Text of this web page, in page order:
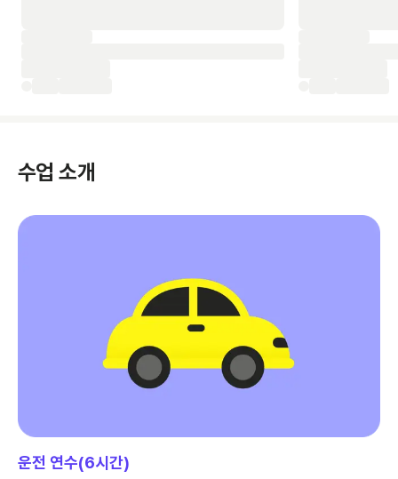
수업 소개
운전 연수(6시간)